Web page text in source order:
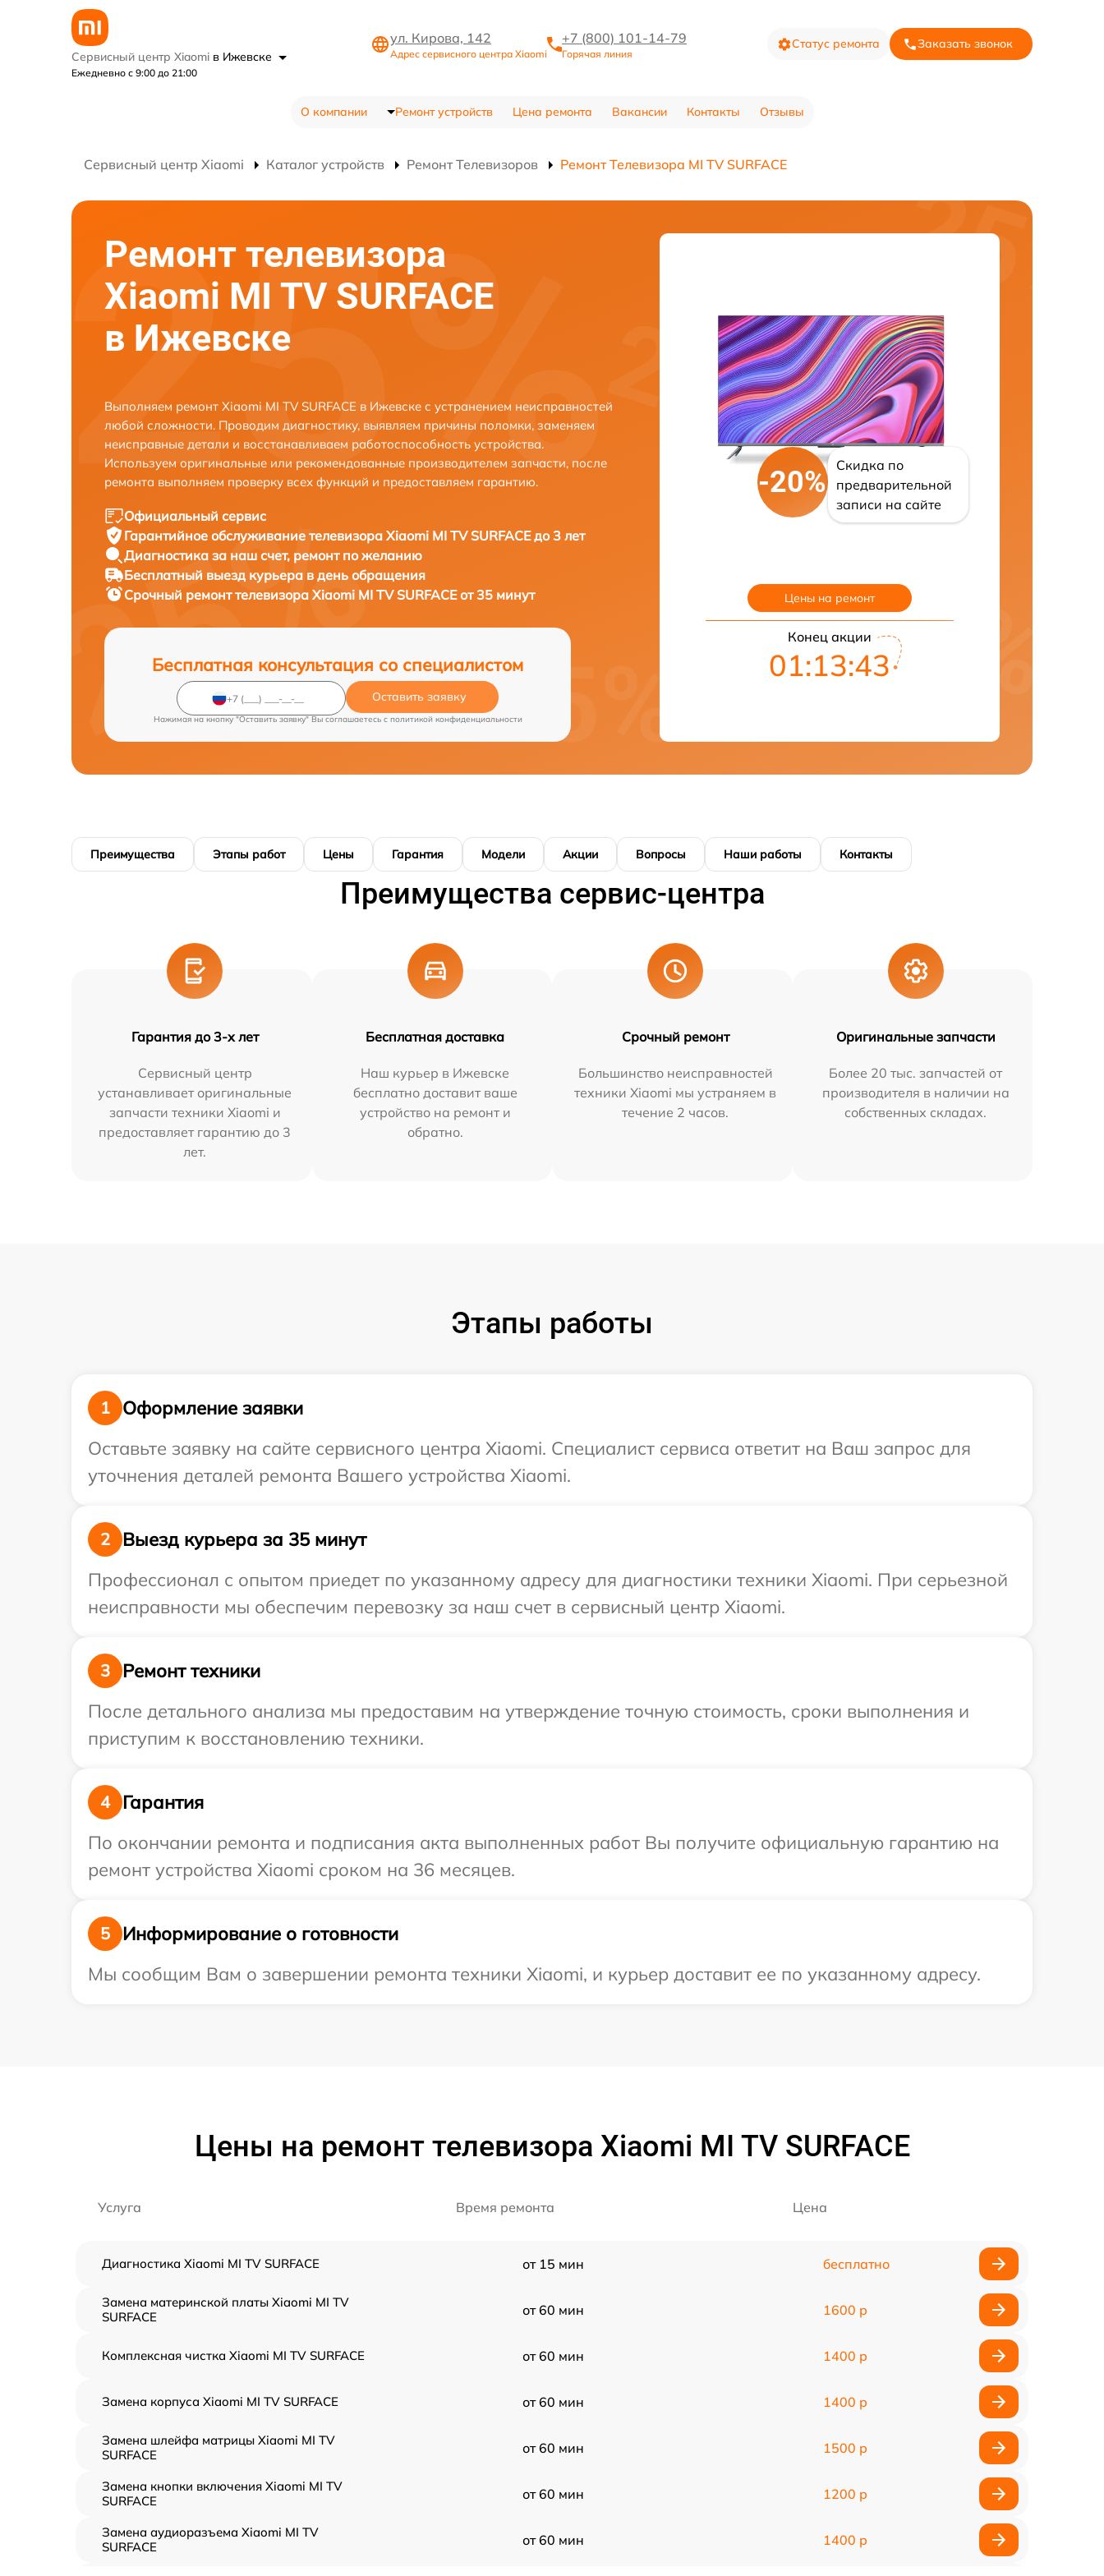
Сервисный центр Xiaomi в Ижевске
Ежедневно с 9:00 до 21:00
ул. Кирова, 142
Адрес сервисного центра Xiaomi
+7 (800) 101-14-79
Горячая линия
Статус ремонта Заказать звонок
О компании Ремонт устройств Цена ремонта Вакансии Контакты Отзывы
Сервисный центр Xiaomi Каталог устройств Ремонт Телевизоров Ремонт Телевизора MI TV SURFACE
Ремонт телевизора
Xiaomi MI TV SURFACE
в Ижевске
Выполняем ремонт Xiaomi MI TV SURFACE в Ижевске с устранением неисправностей
любой сложности. Проводим диагностику, выявляем причины поломки, заменяем
неисправные детали и восстанавливаем работоспособность устройства.
Используем оригинальные или рекомендованные производителем запчасти, после
ремонта выполняем проверку всех функций и предоставляем гарантию.
Официальный сервис
Гарантийное обслуживание телевизора Xiaomi MI TV SURFACE до 3 лет
Диагностика за наш счет, ремонт по желанию
Бесплатный выезд курьера в день обращения
Срочный ремонттелевизора Xiaomi MI TV SURFACE от 35 минут
Бесплатная консультация со специалистом
Оставить заявку
Нажимая на кнопку "Оставить заявку" Вы соглашаетесь c политикой конфиденциальности
-20%
Скидка по
предварительной
записи на сайте
Цены на ремонт
Конец акции
01:13:42
Преимущества Этапы работ Цены Гарантия Модели Акции Вопросы Наши работы Контакты
Преимущества сервис-центра
Гарантия до 3-х лет
Сервисный центр
устанавливает оригинальные
запчасти техники Xiaomi и
предоставляет гарантию до 3
лет.
Бесплатная доставка
Наш курьер в Ижевске
бесплатно доставит ваше
устройство на ремонт и
обратно.
Срочный ремонт
Большинство неисправностей
техники Xiaomi мы устраняем в
течение 2 часов.
Оригинальные запчасти
Более 20 тыс. запчастей от
производителя в наличии на
собственных складах.
Этапы работы
1
Оформление заявки
Оставьте заявку на сайте сервисного центра Xiaomi. Специалист сервиса ответит на Ваш запрос для
уточнения деталей ремонта Вашего устройства Xiaomi.
2
Выезд курьера за 35 минут
Профессионал с опытом приедет по указанному адресу для диагностики техники Xiaomi. При серьезной
неисправности мы обеспечим перевозку за наш счет в сервисный центр Xiaomi.
3
Ремонт техники
После детального анализа мы предоставим на утверждение точную стоимость, сроки выполнения и
приступим к восстановлению техники.
4
Гарантия
По окончании ремонта и подписания акта выполненных работ Вы получите официальную гарантию на
ремонт устройства Xiaomi сроком на 36 месяцев.
5
Информирование о готовности
Мы сообщим Вам о завершении ремонта техники Xiaomi, и курьер доставит ее по указанному адресу.
Цены на ремонт телевизора Xiaomi MI TV SURFACE
Услуга Время ремонта Цена
Диагностика Xiaomi MI TV SURFACE от 15 мин бесплатно
Замена материнской платы Xiaomi MI TV
SURFACE
от 60 мин 1600 р
Комплексная чистка Xiaomi MI TV SURFACE от 60 мин 1400 р
Замена корпуса Xiaomi MI TV SURFACE от 60 мин 1400 р
Замена шлейфа матрицы Xiaomi MI TV
SURFACE
от 60 мин 1500 р
Замена кнопки включения Xiaomi MI TV
SURFACE
от 60 мин 1200 р
Замена аудиоразъема Xiaomi MI TV
SURFACE
от 60 мин 1400 р